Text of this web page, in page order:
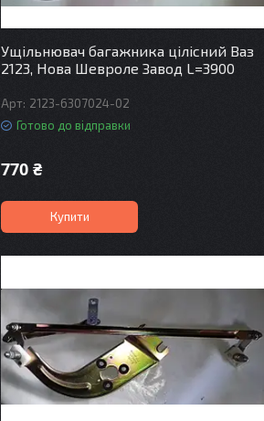
Ущільнювач багажника цілісний Ваз
2123, Нова Шевроле Завод L=3900
2123-6307024-02
Готово до відправки
770 ₴
Купити